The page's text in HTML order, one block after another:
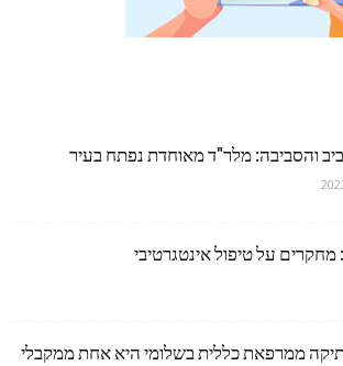
והסביבה: מלר"ד מאוחדת נפתח בעיר
על טיפול אינטגרטיבי
ממרפאת כללית בשלומי היא אחת ממקבלי